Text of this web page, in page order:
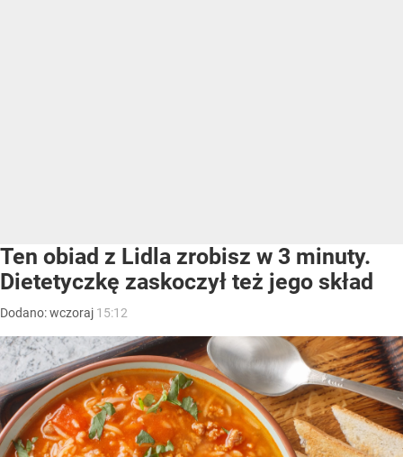
Ten obiad z Lidla zrobisz w 3 minuty.
Dietetyczkę zaskoczył też jego skład
Dodano:wczoraj 15:12